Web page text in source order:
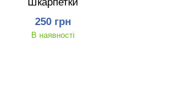
250 грн
В наявності